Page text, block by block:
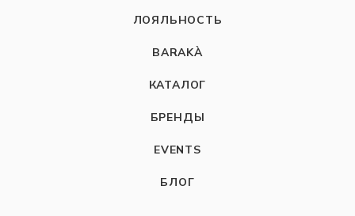
ЛОЯЛЬНОСТЬ
BARAKÀ
КАТАЛОГ
БРЕНДЫ
EVENTS
БЛОГ